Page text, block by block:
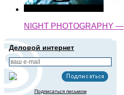
NIGHT PHOTOGRAPHY —
Деловой интернет
Подписаться письмом